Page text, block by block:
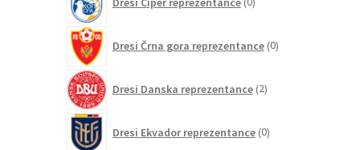
izdelkov
Dresi Črna gora reprezentance 0izdelkov
Dresi Danska reprezentance 2izdelka
Dresi Ekvador reprezentance 0izdelkov